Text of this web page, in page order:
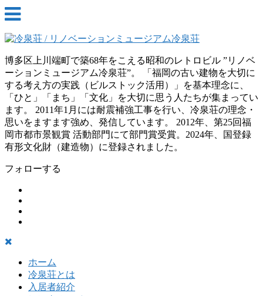
博多区上川端町で築68年をこえる昭和のレトロビル ”リノベ
ーションミュージアム冷泉荘”。 「福岡の古い建物を大切に
する考え方の実践（ビルストック活用）」を基本理念に、
「ひと」「まち」「文化」を大切に思う人たちが集まってい
ます。 2011年1月には耐震補強工事を行い、冷泉荘の理念・
思いをますます強め、発信しています。 2012年、第25回福
岡市都市景観賞 活動部門にて部門賞受賞。2024年、国登録
有形文化財（建造物）に登録されました。
フォローする
ホーム
冷泉荘とは
入居者紹介